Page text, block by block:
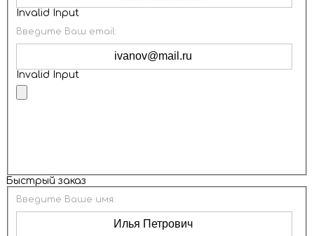
Invalid Input
Введите Ваш email:
Invalid Input
Быстрый заказ
Введите Ваше имя: